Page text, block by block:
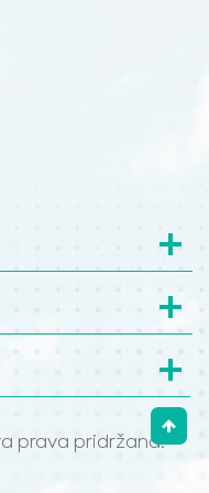
prava pridržana.